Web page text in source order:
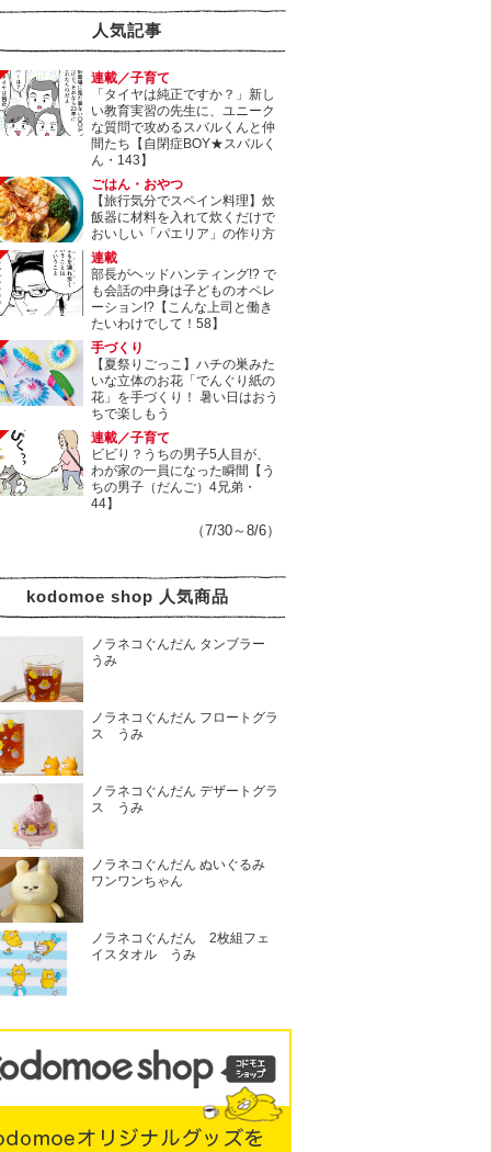
人気記事
連載／子育て
「タイヤは純正ですか？」新し
い教育実習の先生に、ユニーク
な質問で攻めるスバルくんと仲
間たち【自閉症BOY★スバルく
ん・143】
ごはん・おやつ
【旅行気分でスペイン料理】炊
飯器に材料を入れて炊くだけで
おいしい「パエリア」の作り方
連載
部長がヘッドハンティング!? で
も会話の中身は子どものオペレ
ーション!?【こんな上司と働き
たいわけでして！58】
手づくり
【夏祭りごっこ】ハチの巣みた
いな立体のお花「でんぐり紙の
花」を手づくり！ 暑い日はおう
ちで楽しもう
連載／子育て
ビビり？うちの男子5人目が、
わが家の一員になった瞬間【う
ちの男子（だんご）4兄弟・
44】
（7/30～8/6）
kodomoe shop 人気商品
ノラネコぐんだん タンブラー
うみ
ノラネコぐんだん フロートグラ
ス うみ
ノラネコぐんだん デザートグラ
ス うみ
ノラネコぐんだん ぬいぐるみ
ワンワンちゃん
ノラネコぐんだん 2枚組フェ
イスタオル うみ